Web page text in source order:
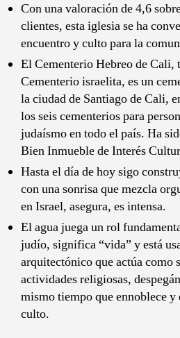
Con una valoración de 4,6
clientes, esta iglesia se ha
encuentro y culto para la
El Cementerio Hebreo de Cali,
Cementerio israelita, es un
la ciudad de Santiago de Cali,
los seis cementerios para
judaísmo en todo el país.​ Ha
Bien Inmueble de Interés
Hasta el día de hoy sigo
con una sonrisa que mezcla
en Israel, asegura, es intensa.
El agua juega un rol
judío, significa “vida” y está
arquitectónico que actúa como
actividades religiosas,
mismo tiempo que ennoblece
culto.